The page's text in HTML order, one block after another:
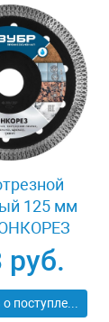
125 мм
руб.
Сообщить о поступлении